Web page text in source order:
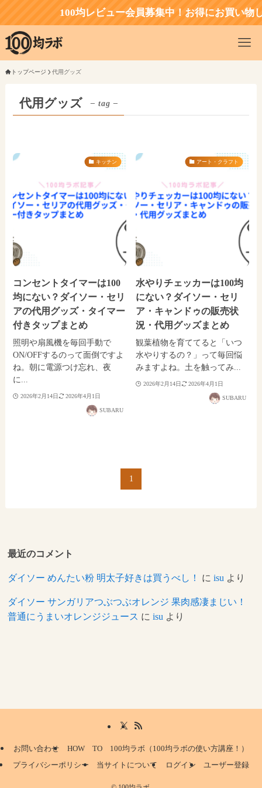
100均レビュー会員募集中！お得にお買い物
トップページ 代用グッズ
代用グッズ – tag –
キッチン
コンセントタイマーは100
均にない？ダイソー・セリ
アの代用グッズ・タイマー
付きタップまとめ
照明や扇風機を毎回手動で
ON/OFFするのって面倒ですよ
ね。朝に電源つけ忘れ、夜
に...
2026年2月14日 2026年4月1日
SUBARU
アート・クラフト
水やりチェッカーは100均
にない？ダイソー・セリ
ア・キャンドゥの販売状
況・代用グッズまとめ
観葉植物を育ててると「いつ
水やりするの？」って毎回悩
みますよね。土を触ってみ...
2026年2月14日 2026年4月1日
SUBARU
1
最近のコメント
ダイソー めんたい粉 明太子好きは買うべし！ にisu より
ダイソー サンガリアつぶつぶオレンジ 果肉感凄まじい！
普通にうまいオレンジジュース にisu より
お問い合わせ
HOW TO 100均ラボ（100均ラボの使い方講座！）
プライバシーポリシー
当サイトについて ログイン ユーザー登録